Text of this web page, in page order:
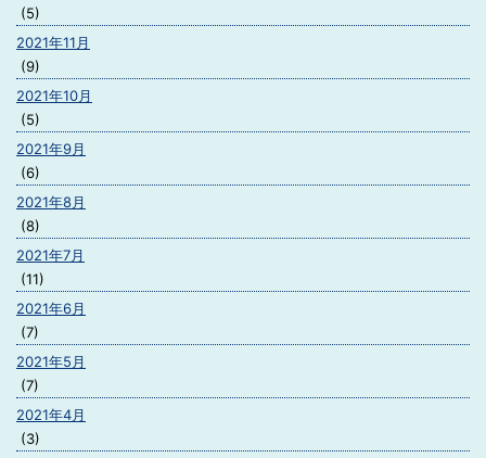
(5)
2021年11月
(9)
2021年10月
(5)
2021年9月
(6)
2021年8月
(8)
2021年7月
(11)
2021年6月
(7)
2021年5月
(7)
2021年4月
(3)